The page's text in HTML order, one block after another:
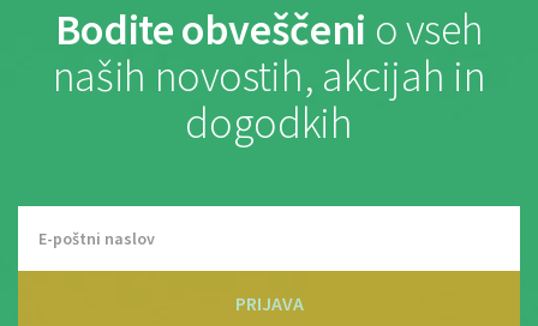
Bodite obveščeni o vseh
naših novostih, akcijah in
dogodkih
PRIJAVA